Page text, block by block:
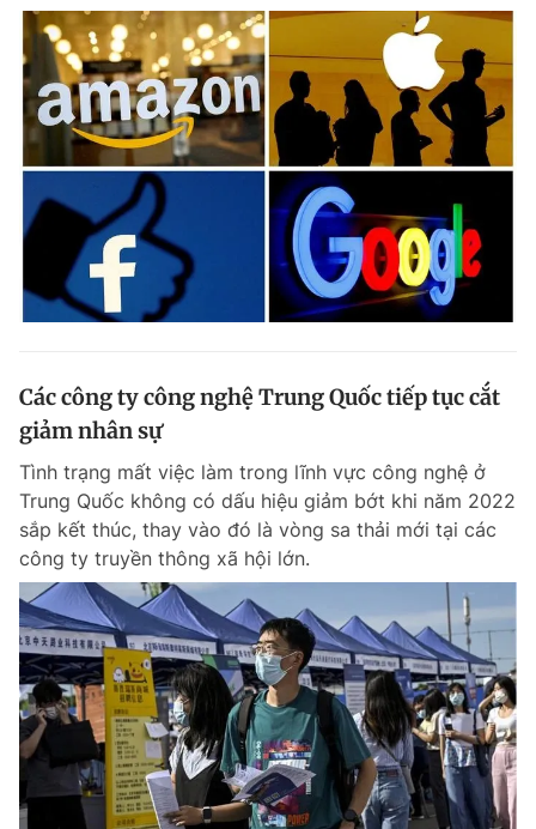
Các công ty công nghệ Trung Quốc tiếp tục cắt
giảm nhân sự
Tình trạng mất việc làm trong lĩnh vực công nghệ ở
Trung Quốc không có dấu hiệu giảm bớt khi năm 2022
sắp kết thúc, thay vào đó là vòng sa thải mới tại các
công ty truyền thông xã hội lớn.